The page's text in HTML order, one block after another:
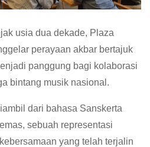
usia dua dekade, Plaza
perayaan akbar bertajuk
panggung bagi kolaborasi
bintang musik nasional.
dari bahasa Sanskerta
sebuah representasi
yang telah terjalin